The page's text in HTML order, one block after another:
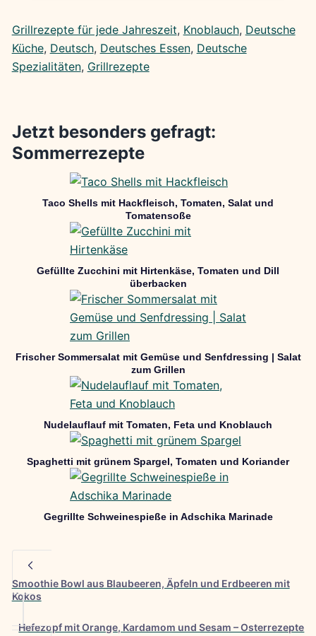
Grillrezepte für jede Jahreszeit, Knoblauch, Deutsche
Küche, Deutsch, Deutsches Essen, Deutsche
Spezialitäten, Grillrezepte
Jetzt besonders gefragt:
Sommerrezepte
Taco Shells mit Hackfleisch, Tomaten, Salat und
Tomatensoße
Gefüllte Zucchini mit Hirtenkäse, Tomaten und Dill
überbacken
Frischer Sommersalat mit Gemüse und Senfdressing | Salat
zum Grillen
Nudelauflauf mit Tomaten, Feta und Knoblauch
Spaghetti mit grünem Spargel, Tomaten und Koriander
Gegrillte Schweinespieße in Adschika Marinade
Smoothie Bowl aus Blaubeeren, Äpfeln und Erdbeeren mit
Kokos
Hefezopf mit Orange, Kardamom und Sesam – Osterrezepte